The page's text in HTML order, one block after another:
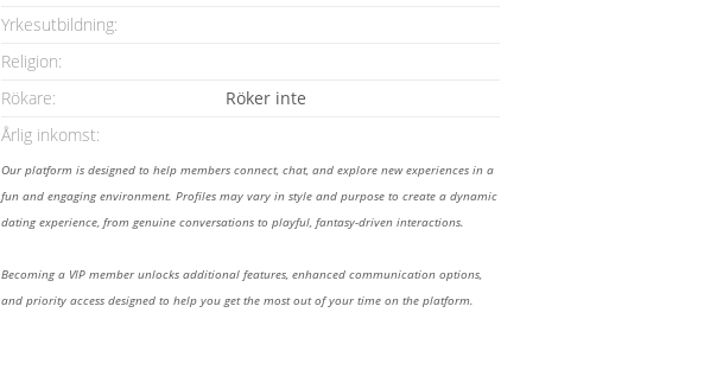
Yrkesutbildning:
Religion:
Rökare:
Röker inte
Årlig inkomst:
Our platform is designed to help members connect, chat, and explore new experiences in a
fun and engaging environment. Profiles may vary in style and purpose to create a dynamic
dating experience, from genuine conversations to playful, fantasy-driven interactions.
Becoming a VIP member unlocks additional features, enhanced communication options,
and priority access designed to help you get the most out of your time on the platform.